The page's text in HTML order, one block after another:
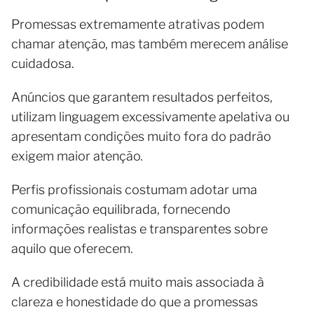
Promessas extremamente atrativas podem
chamar atenção, mas também merecem análise
cuidadosa.
Anúncios que garantem resultados perfeitos,
utilizam linguagem excessivamente apelativa ou
apresentam condições muito fora do padrão
exigem maior atenção.
Perfis profissionais costumam adotar uma
comunicação equilibrada, fornecendo
informações realistas e transparentes sobre
aquilo que oferecem.
A credibilidade está muito mais associada à
clareza e honestidade do que a promessas